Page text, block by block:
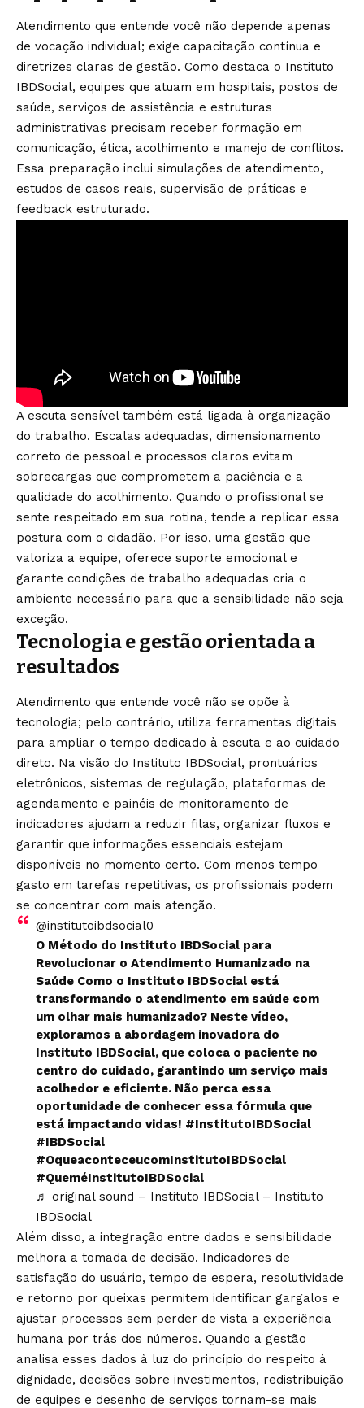
Atendimento que entende você não depende apenas
de vocação individual; exige capacitação contínua e
diretrizes claras de gestão. Como destaca o Instituto
IBDSocial, equipes que atuam em hospitais, postos de
saúde, serviços de assistência e estruturas
administrativas precisam receber formação em
comunicação, ética, acolhimento e manejo de conflitos.
Essa preparação inclui simulações de atendimento,
estudos de casos reais, supervisão de práticas e
feedback estruturado.
A escuta sensível também está ligada à organização
do trabalho. Escalas adequadas, dimensionamento
correto de pessoal e processos claros evitam
sobrecargas que comprometem a paciência e a
qualidade do acolhimento. Quando o profissional se
sente respeitado em sua rotina, tende a replicar essa
postura com o cidadão. Por isso, uma gestão que
valoriza a equipe, oferece suporte emocional e
garante condições de trabalho adequadas cria o
ambiente necessário para que a sensibilidade não seja
exceção.
Tecnologia e gestão orientada a
resultados
Atendimento que entende você não se opõe à
tecnologia; pelo contrário, utiliza ferramentas digitais
para ampliar o tempo dedicado à escuta e ao cuidado
direto. Na visão do Instituto IBDSocial, prontuários
eletrônicos, sistemas de regulação, plataformas de
agendamento e painéis de monitoramento de
indicadores ajudam a reduzir filas, organizar fluxos e
garantir que informações essenciais estejam
disponíveis no momento certo. Com menos tempo
gasto em tarefas repetitivas, os profissionais podem
se concentrar com mais atenção.
@institutoibdsocial0
O Método do Instituto IBDSocial para
Revolucionar o Atendimento Humanizado na
Saúde Como o Instituto IBDSocial está
transformando o atendimento em saúde com
um olhar mais humanizado? Neste vídeo,
exploramos a abordagem inovadora do
Instituto IBDSocial, que coloca o paciente no
centro do cuidado, garantindo um serviço mais
acolhedor e eficiente. Não perca essa
oportunidade de conhecer essa fórmula que
está impactando vidas! #InstitutoIBDSocial
#IBDSocial
#OqueaconteceucomInstitutoIBDSocial
#QueméInstitutoIBDSocial
♬ original sound – Instituto IBDSocial – Instituto
IBDSocial
Além disso, a integração entre dados e sensibilidade
melhora a tomada de decisão. Indicadores de
satisfação do usuário, tempo de espera, resolutividade
e retorno por queixas permitem identificar gargalos e
ajustar processos sem perder de vista a experiência
humana por trás dos números. Quando a gestão
analisa esses dados à luz do princípio do respeito à
dignidade, decisões sobre investimentos, redistribuição
de equipes e desenho de serviços tornam-se mais